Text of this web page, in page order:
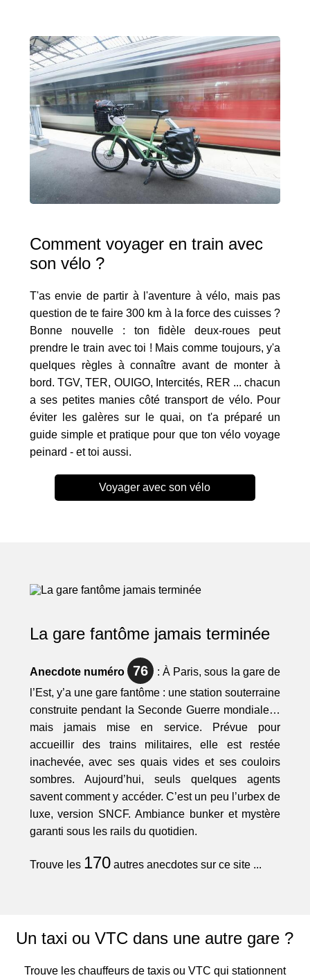
Comment voyager en train avec
son vélo ?
T'as envie de partir à l'aventure à vélo, mais pas
question de te faire 300 km à la force des cuisses ?
Bonne nouvelle : ton fidèle deux-roues peut
prendre le train avec toi ! Mais comme toujours, y'a
quelques règles à connaître avant de monter à
bord. TGV, TER, OUIGO, Intercités, RER ... chacun
a ses petites manies côté transport de vélo. Pour
éviter les galères sur le quai, on t'a préparé un
guide simple et pratique pour que ton vélo voyage
peinard - et toi aussi.
Voyager avec son vélo
La gare fantôme jamais terminée
Anecdote numéro 76
: À Paris, sous la gare de
l’Est, y’a une gare fantôme : une station souterraine
construite pendant la Seconde Guerre mondiale…
mais jamais mise en service. Prévue pour
accueillir des trains militaires, elle est restée
inachevée, avec ses quais vides et ses couloirs
sombres. Aujourd’hui, seuls quelques agents
savent comment y accéder. C’est un peu l’urbex de
luxe, version SNCF. Ambiance bunker et mystère
garanti sous les rails du quotidien.
Trouve les 170autres anecdotes sur ce site ...
Un taxi ou VTC dans une autre gare ?
Trouve les chauffeurs de taxis ou VTC qui stationnent